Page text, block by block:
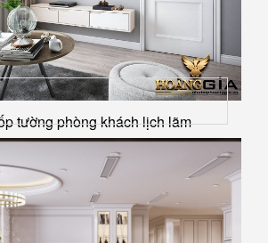
tường phòng khách lịch lãm